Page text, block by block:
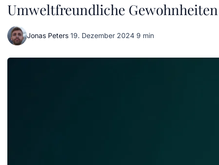
Umweltfreundliche
Jonas Peters·19. Dezember 2024·9 min